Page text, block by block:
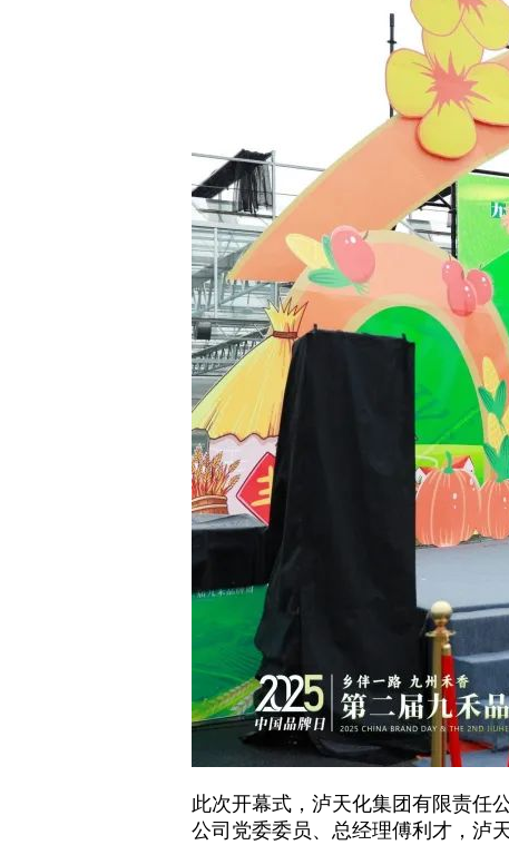
此次开幕式，泸天化集团有限责任
公司党委委员、总经理傅利才，泸